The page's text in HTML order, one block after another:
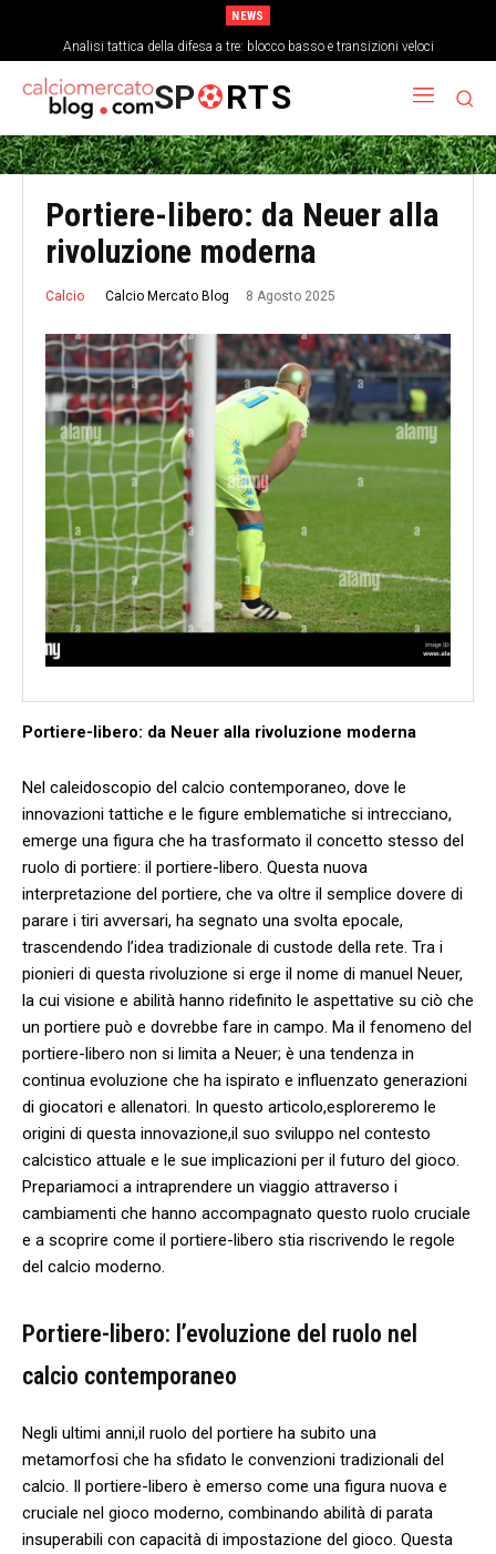
NEWS
Analisi tattica della difesa a tre: blocco basso e transizioni veloci
Come la stanchezza mentale influisce sulla precisione dei passaggi a fine
partita
SP RTS
Portiere-libero: da Neuer alla
rivoluzione moderna
Calcio Calcio Mercato Blog 8 Agosto 2025
Portiere-libero: da⁢ Neuer alla ⁤rivoluzione moderna
Nel caleidoscopio del calcio contemporaneo, dove le
innovazioni tattiche e‍ le⁢ figure‍ emblematiche‌ si ‌intrecciano, ​
emerge una ‌figura che ha trasformato ‌il ⁢concetto stesso ​del
⁢ruolo ​di portiere:‌ il portiere-libero. Questa​ nuova
interpretazione del portiere,‍ che‌ va oltre il semplice dovere di
parare i tiri avversari, ha ‌segnato una svolta ‌epocale,
⁢trascendendo l’idea⁣ tradizionale ‌di custode ⁣della rete.⁣ Tra ​i
pionieri di ⁢questa rivoluzione ⁣si erge‍ il nome di ‍manuel ‍Neuer,
la cui visione e abilità ⁣hanno ridefinito ‌le aspettative su ciò che
un portiere può⁢ e dovrebbe fare in campo. Ma⁣ il⁣ fenomeno del
portiere-libero non si limita ‍a Neuer; ⁣è una tendenza in
continua evoluzione che ha ispirato ​e influenzato generazioni
di giocatori e allenatori. In​ questo articolo,esploreremo le
⁤origini di questa innovazione,il suo sviluppo nel contesto
calcistico attuale e le ‍sue implicazioni per il futuro del ‍gioco.
Prepariamoci a intraprendere un viaggio ⁤attraverso i
cambiamenti che hanno‌ accompagnato‍ questo ruolo cruciale
e a scoprire come il ‌portiere-libero ⁤stia riscrivendo⁢ le⁤ regole
del calcio moderno.
Portiere-libero: l’evoluzione ⁣del ‌ruolo⁤ nel
calcio contemporaneo
Negli ultimi anni,il ruolo del⁢ portiere ha subito una
metamorfosi che ha sfidato le convenzioni tradizionali del
calcio. Il portiere-libero ‌è emerso come una figura ⁤nuova e
cruciale nel gioco moderno, combinando abilità ‍di parata
insuperabili con capacità di ‍impostazione​ del gioco. Questa